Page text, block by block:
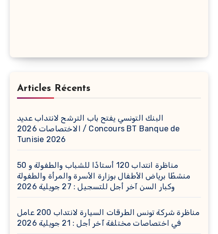
Articles Récents
البنك التونسي يفتح باب الترشح لانتداب عديد
الاختصاصات 2026 / Concours BT Banque de
Tunisie 2026
مناظرة انتداب 120 أستاذًا للشباب والطفولة و 50
منشطًا برياض الأطفال بوزارة الأسرة والمرأة والطفولة
وكبار السن آخر أجل للتسجيل : 27 جويلية 2026
مناظرة شركة تونس الطرقات السيارة لانتداب 200 عامل
في اختصاصات مختلفة آخر أجل : 21 جويلية 2026